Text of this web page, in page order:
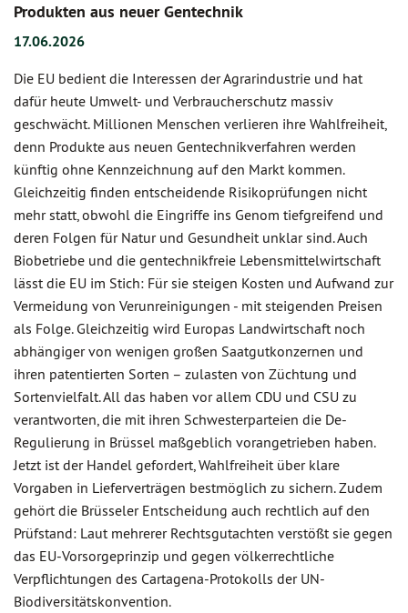
Produkten aus neuer Gentechnik
17.06.2026
Die EU bedient die Interessen der Agrarindustrie und hat
dafür heute Umwelt- und Verbraucherschutz massiv
geschwächt. Millionen Menschen verlieren ihre Wahlfreiheit,
denn Produkte aus neuen Gentechnikverfahren werden
künftig ohne Kennzeichnung auf den Markt kommen.
Gleichzeitig finden entscheidende Risikoprüfungen nicht
mehr statt, obwohl die Eingriffe ins Genom tiefgreifend und
deren Folgen für Natur und Gesundheit unklar sind. Auch
Biobetriebe und die gentechnikfreie Lebensmittelwirtschaft
lässt die EU im Stich: Für sie steigen Kosten und Aufwand zur
Vermeidung von Verunreinigungen - mit steigenden Preisen
als Folge. Gleichzeitig wird Europas Landwirtschaft noch
abhängiger von wenigen großen Saatgutkonzernen und
ihren patentierten Sorten – zulasten von Züchtung und
Sortenvielfalt. All das haben vor allem CDU und CSU zu
verantworten, die mit ihren Schwesterparteien die De-
Regulierung in Brüssel maßgeblich vorangetrieben haben.
Jetzt ist der Handel gefordert, Wahlfreiheit über klare
Vorgaben in Lieferverträgen bestmöglich zu sichern. Zudem
gehört die Brüsseler Entscheidung auch rechtlich auf den
Prüfstand: Laut mehrerer Rechtsgutachten verstößt sie gegen
das EU-Vorsorgeprinzip und gegen völkerrechtliche
Verpflichtungen des Cartagena-Protokolls der UN-
Biodiversitätskonvention.